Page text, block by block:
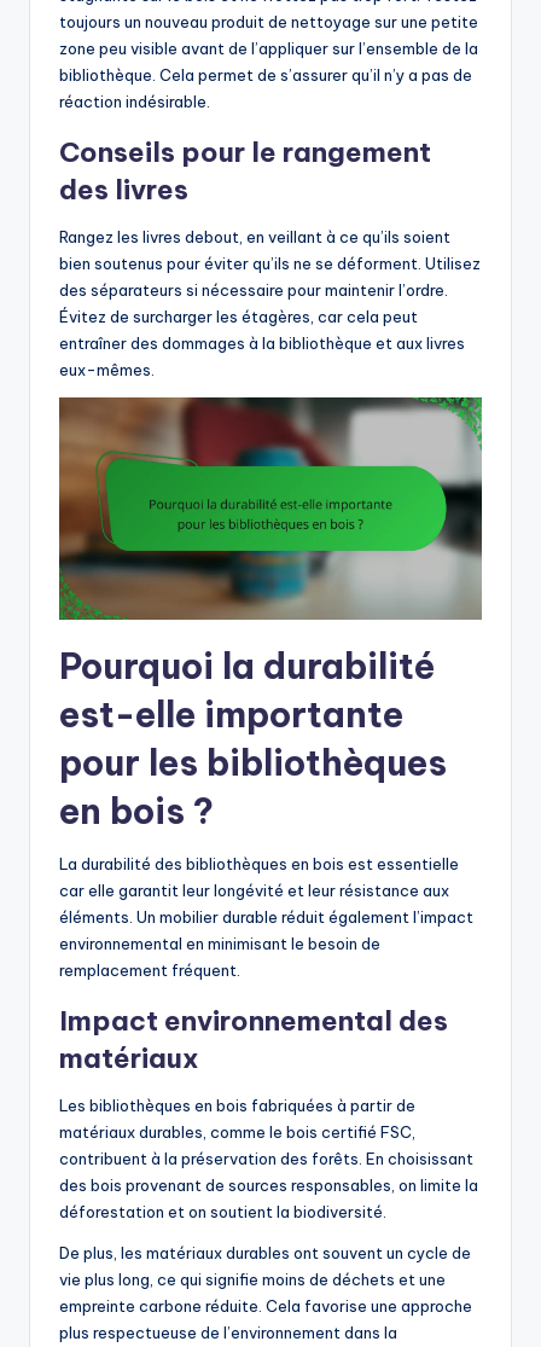
toujours un nouveau produit de nettoyage sur une petite
zone peu visible avant de l’appliquer sur l’ensemble de la
bibliothèque. Cela permet de s’assurer qu’il n’y a pas de
réaction indésirable.
Conseils pour le rangement
des livres
Rangez les livres debout, en veillant à ce qu’ils soient
bien soutenus pour éviter qu’ils ne se déforment. Utilisez
des séparateurs si nécessaire pour maintenir l’ordre.
Évitez de surcharger les étagères, car cela peut
entraîner des dommages à la bibliothèque et aux livres
eux-mêmes.
Pourquoi la durabilité
est-elle importante
pour les bibliothèques
en bois ?
La durabilité des bibliothèques en bois est essentielle
car elle garantit leur longévité et leur résistance aux
éléments. Un mobilier durable réduit également l’impact
environnemental en minimisant le besoin de
remplacement fréquent.
Impact environnemental des
matériaux
Les bibliothèques en bois fabriquées à partir de
matériaux durables, comme le bois certifié FSC,
contribuent à la préservation des forêts. En choisissant
des bois provenant de sources responsables, on limite la
déforestation et on soutient la biodiversité.
De plus, les matériaux durables ont souvent un cycle de
vie plus long, ce qui signifie moins de déchets et une
empreinte carbone réduite. Cela favorise une approche
plus respectueuse de l’environnement dans la